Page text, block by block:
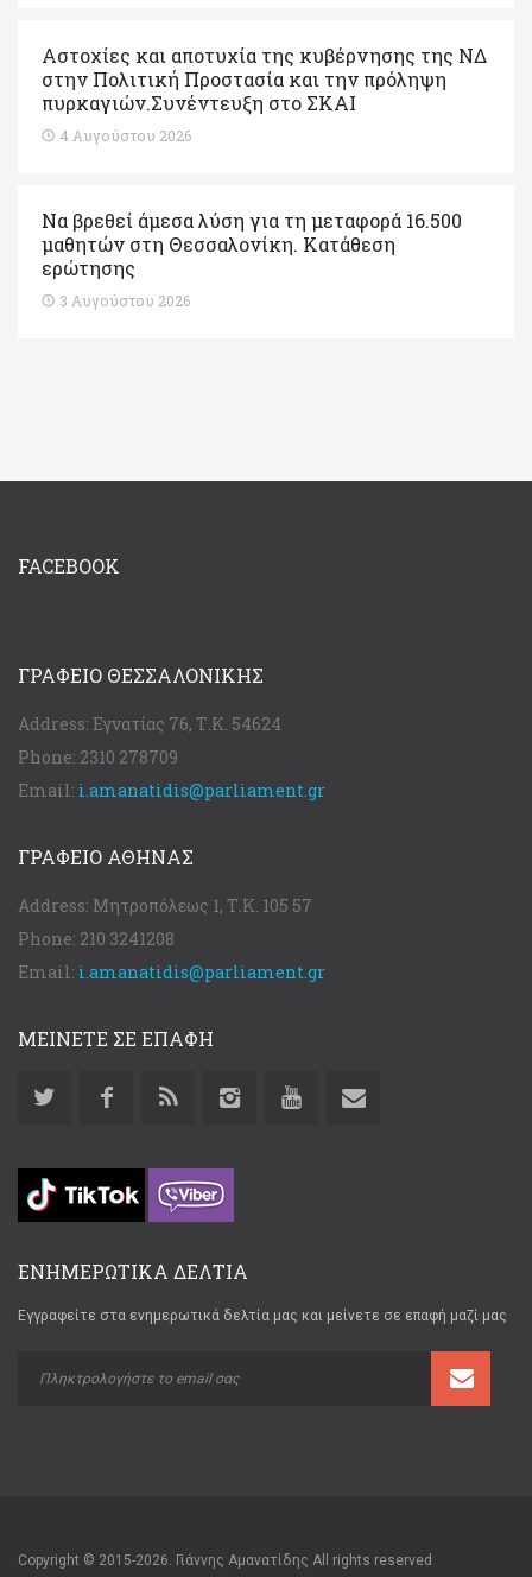
Αστοχίες και αποτυχία της κυβέρνησης της ΝΔ
στην Πολιτική Προστασία και την πρόληψη
πυρκαγιών.Συνέντευξη στο ΣΚΑΙ
4 Αυγούστου 2026
Να βρεθεί άμεσα λύση για τη μεταφορά 16.500
μαθητών στη Θεσσαλονίκη. Κατάθεση
ερώτησης
3 Αυγούστου 2026
FACEBOOK
ΓΡΑΦΕΊΟ ΘΕΣΣΑΛΟΝΊΚΗΣ
Address: Εγνατίας 76, Τ.Κ. 54624
Phone: 2310 278709
Email: i.amanatidis@parliament.gr
ΓΡΑΦΕΊΟ ΑΘΉΝΑΣ
Address: Μητροπόλεως 1, Τ.Κ. 105 57
Phone: 210 3241208
Email: i.amanatidis@parliament.gr
ΜΕΙΝΕΤΕ ΣΕ ΕΠΑΦΗ
ΕΝΗΜΕΡΩΤΙΚΑ ΔΕΛΤΙΑ
Εγγραφείτε στα ενημερωτικά δελτία μας και μείνετε σε επαφή μαζί μας
Copyright © 2015-2026. Γιάννης Αμανατίδης All rights reserved